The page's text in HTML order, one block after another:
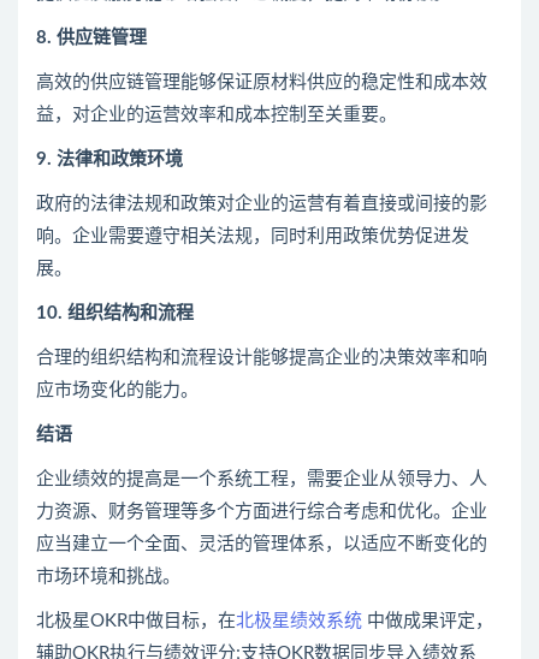
8. 供应链管理
高效的供应链管理能够保证原材料供应的稳定性和成本效
益，对企业的运营效率和成本控制至关重要。
9. 法律和政策环境
政府的法律法规和政策对企业的运营有着直接或间接的影
响。企业需要遵守相关法规，同时利用政策优势促进发
展。
10. 组织结构和流程
合理的组织结构和流程设计能够提高企业的决策效率和响
应市场变化的能力。
结语
企业绩效的提高是一个系统工程，需要企业从领导力、人
力资源、财务管理等多个方面进行综合考虑和优化。企业
应当建立一个全面、灵活的管理体系，以适应不断变化的
市场环境和挑战。
北极星OKR中做目标，在北极星绩效系统 中做成果评定，
辅助OKR执行与绩效评分;支持OKR数据同步导入绩效系